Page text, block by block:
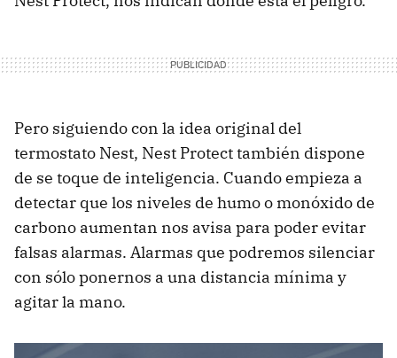
Pero siguiendo con la idea original del
termostato Nest, Nest Protect también dispone
de se toque de inteligencia. Cuando empieza a
detectar que los niveles de humo o monóxido de
carbono aumentan nos avisa para poder evitar
falsas alarmas. Alarmas que podremos silenciar
con sólo ponernos a una distancia mínima y
agitar la mano.